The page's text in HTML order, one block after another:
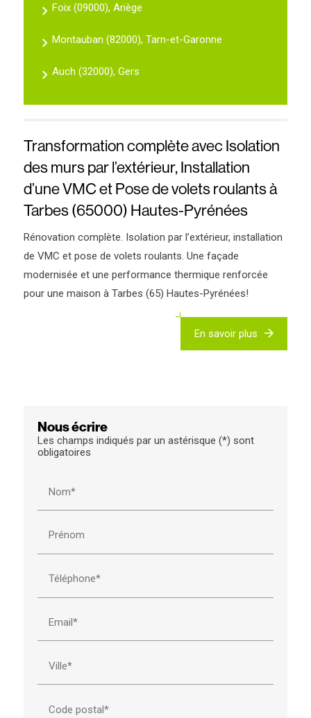
Foix (09000), Ariège
Montauban (82000), Tarn-et-Garonne
Auch (32000), Gers
Transformation complète avec Isolation
des murs par l’extérieur, Installation
d’une VMC et Pose de volets roulants à
Tarbes (65000) Hautes-Pyrénées
Rénovation complète. Isolation par l’extérieur, installation
de VMC et pose de volets roulants. Une façade
modernisée et une performance thermique renforcée
pour une maison à Tarbes (65) Hautes-Pyrénées!
En savoir plus
Nous écrire
Les champs indiqués par un astérisque (*) sont
obligatoires
Nom*
Prénom
Téléphone*
Email*
Ville*
Code postal*